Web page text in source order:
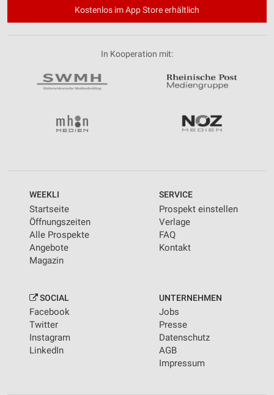
Kostenlos im App Store erhältlich
In Kooperation mit:
WEEKLI
Startseite
Öffnungszeiten
Alle Prospekte
Angebote
Magazin
SERVICE
Prospekt einstellen
Verlage
FAQ
Kontakt
SOCIAL
Facebook
Twitter
Instagram
LinkedIn
UNTERNEHMEN
Jobs
Presse
Datenschutz
AGB
Impressum